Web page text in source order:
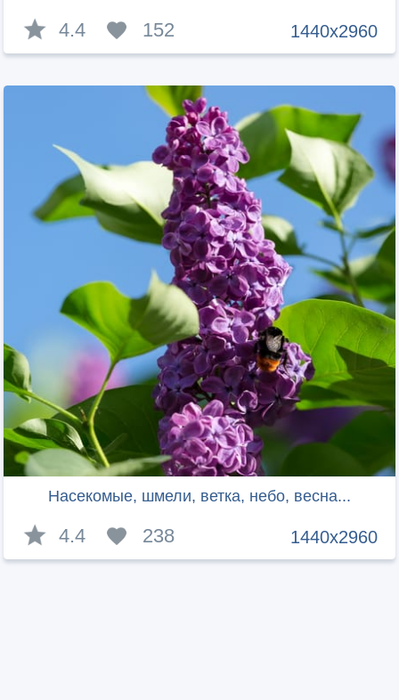
1440x2960
4.4 152
Насекомые, шмели, ветка, небо, весна...
1440x2960
4.4 238